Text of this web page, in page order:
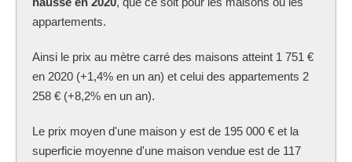
appartements.
Ainsi le prix au mètre carré des maisons atteint 1 751 €
en 2020 (+1,4% en un an) et celui des appartements 2
258 € (+8,2% en un an).
Le prix moyen d'une maison y est de 195 000 € et la
superficie moyenne d'une maison vendue est de 117